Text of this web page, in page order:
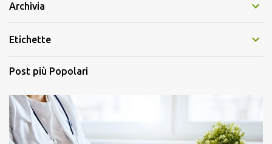
Archivia
Etichette
Post più Popolari